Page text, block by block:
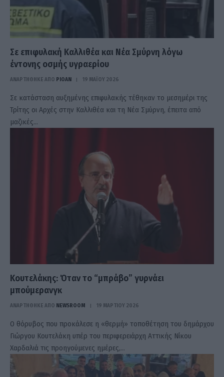
Σε επιφυλακή Καλλιθέα και Νέα Σμύρνη λόγω
έντονης οσμής υγραερίου
ΑΝΑΡΤΗΘΗΚΕ ΑΠΟ PIOAN 19 ΜΑΪ́ΟΥ 2026
Σε κατάσταση αυξημένης επιφυλακής τέθηκαν το μεσημέρι της
Τρίτης οι Αρχές στην Καλλιθέα και τη Νέα Σμύρνη, έπειτα από
μαζικές…
Κουτελάκης: Όταν το “μπράβο” γυρνάει
μπούμερανγκ
ΑΝΑΡΤΗΘΗΚΕ ΑΠΟ NEWSROOM 19 ΜΑΡΤΊΟΥ 2026
Ο θόρυβος που προκάλεσε η «θερμή» τοποθέτηση του δημάρχου
Γιώργου Κουτελάκη υπέρ του περιφερειάρχη Αττικής Νίκου
Χαρδαλιά τις προηγούμενες ημέρες,…